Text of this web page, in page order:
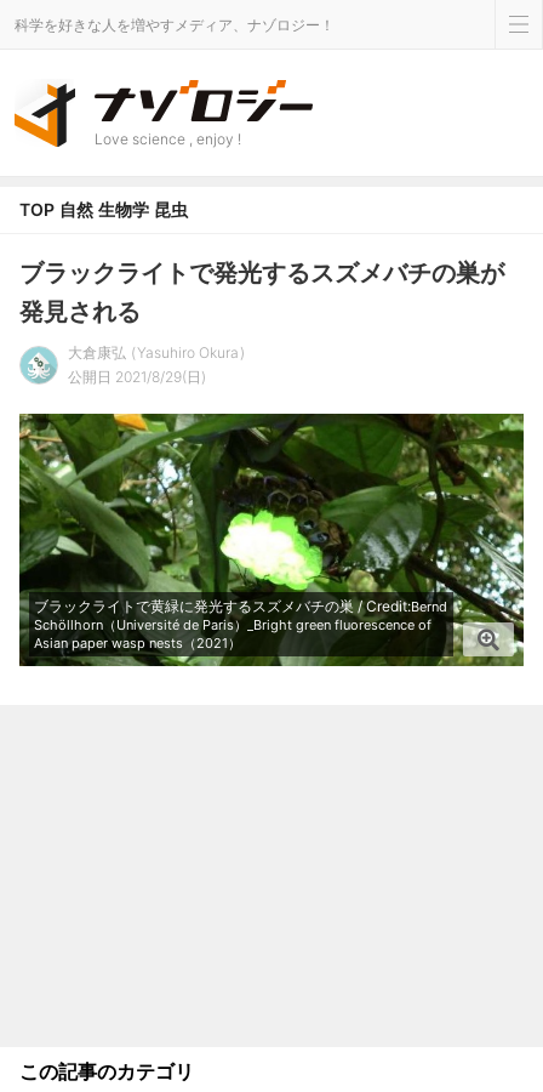
科学を好きな人を増やすメディア、ナゾロジー！
Love science , enjoy !
TOP 自然 生物学 昆虫
ブラックライトで発光するスズメバチの巣が
発見される
大倉康弘
Yasuhiro Okura
公開日 2021/8/29(日)
ブラックライトで黄緑に発光するスズメバチの巣 / Credit:Bernd
Schöllhorn（Université de Paris）_Bright green fluorescence of
Asian paper wasp nests（2021）
この記事のカテゴリ